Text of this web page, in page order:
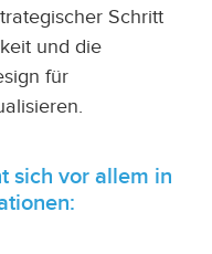
Schritt
und die
für
sich vor allem in